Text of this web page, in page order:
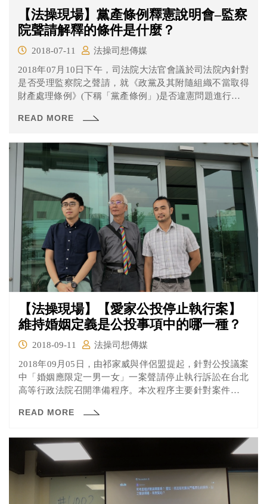
【法操現場】黨產條例釋憲說明會–監察
院聲請解釋的條件是什麼？
2018-07-11
法操司想傳媒
2018年07月10日下午，司法院大法官會議於司法院內針對
是否受理監察院之聲請，就《政黨及其附隨組織不當取得
財產處理條例》(下稱「黨產條例」)是否違憲問題進行審查
有關機關行政院出席以外，也找來了六位學者提出個人意
表達僅以書面補充，但由於小編看不到書面意見書，因此
本文將以口頭說明的內容進行介紹。
READ MORE
【法操現場】【愛家公投停止執行案】
維持婚姻定義是公投事項中的哪一種？
2018-09-11
法操司想傳媒
2018年09月05日，由祁家威與伴侶盟提起，針對公投議案
中「婚姻應限定一男一女」一案聲請停止執行訴訟在台北
高等行政法院召開準備程序。本次程序主要針對案件進行
READ MORE